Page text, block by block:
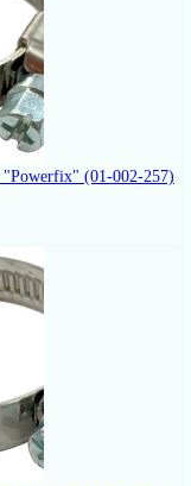
"Powerfix" (01-002-257)